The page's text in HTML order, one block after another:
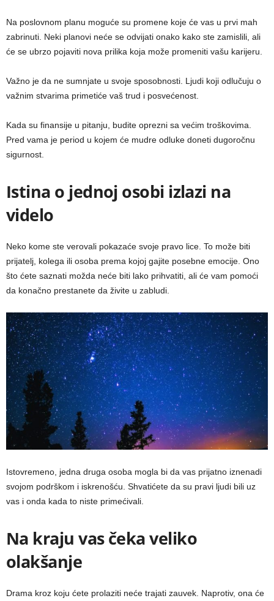
Na poslovnom planu moguće su promene koje će vas u prvi mah
zabrinuti. Neki planovi neće se odvijati onako kako ste zamislili, ali
će se ubrzo pojaviti nova prilika koja može promeniti vašu karijeru.
Važno je da ne sumnjate u svoje sposobnosti. Ljudi koji odlučuju o
važnim stvarima primetiće vaš trud i posvećenost.
Kada su finansije u pitanju, budite oprezni sa većim troškovima.
Pred vama je period u kojem će mudre odluke doneti dugoročnu
sigurnost.
Istina o jednoj osobi izlazi na
videlo
Neko kome ste verovali pokazaće svoje pravo lice. To može biti
prijatelj, kolega ili osoba prema kojoj gajite posebne emocije. Ono
što ćete saznati možda neće biti lako prihvatiti, ali će vam pomoći
da konačno prestanete da živite u zabludi.
Istovremeno, jedna druga osoba mogla bi da vas prijatno iznenadi
svojom podrškom i iskrenošću. Shvatićete da su pravi ljudi bili uz
vas i onda kada to niste primećivali.
Na kraju vas čeka veliko
olakšanje
Drama kroz koju ćete prolaziti neće trajati zauvek. Naprotiv, ona će